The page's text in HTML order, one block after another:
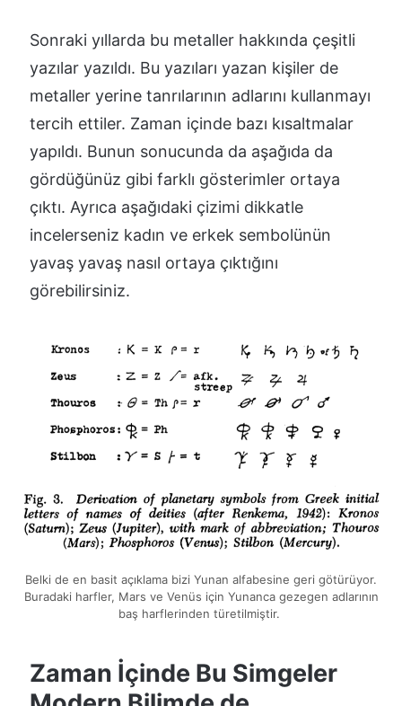
Sonraki yıllarda bu metaller hakkında çeşitli
yazılar yazıldı. Bu yazıları yazan kişiler de
metaller yerine tanrılarının adlarını kullanmayı
tercih ettiler. Zaman içinde bazı kısaltmalar
yapıldı. Bunun sonucunda da aşağıda da
gördüğünüz gibi farklı gösterimler ortaya
çıktı. Ayrıca aşağıdaki çizimi dikkatle
incelerseniz kadın ve erkek sembolünün
yavaş yavaş nasıl ortaya çıktığını
görebilirsiniz.
Belki de en basit açıklama bizi Yunan alfabesine geri götürüyor.
Buradaki harfler, Mars ve Venüs için Yunanca gezegen adlarının
baş harflerinden türetilmiştir.
Zaman İçinde Bu Simgeler